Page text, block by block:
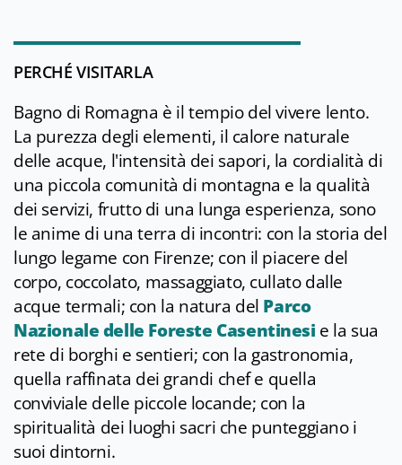
PERCHÉ VISITARLA
Bagno di Romagna è il tempio del vivere lento.
La purezza degli elementi, il calore naturale
delle acque, l'intensità dei sapori, la cordialità di
una piccola comunità di montagna e la qualità
dei servizi, frutto di una lunga esperienza, sono
le anime di una terra di incontri: con la storia del
lungo legame con Firenze; con il piacere del
corpo, coccolato, massaggiato, cullato dalle
acque termali; con la natura del Parco
Nazionale delle Foreste Casentinesi e la sua
rete di borghi e sentieri; con la gastronomia,
quella raffinata dei grandi chef e quella
conviviale delle piccole locande; con la
spiritualità dei luoghi sacri che punteggiano i
suoi dintorni.